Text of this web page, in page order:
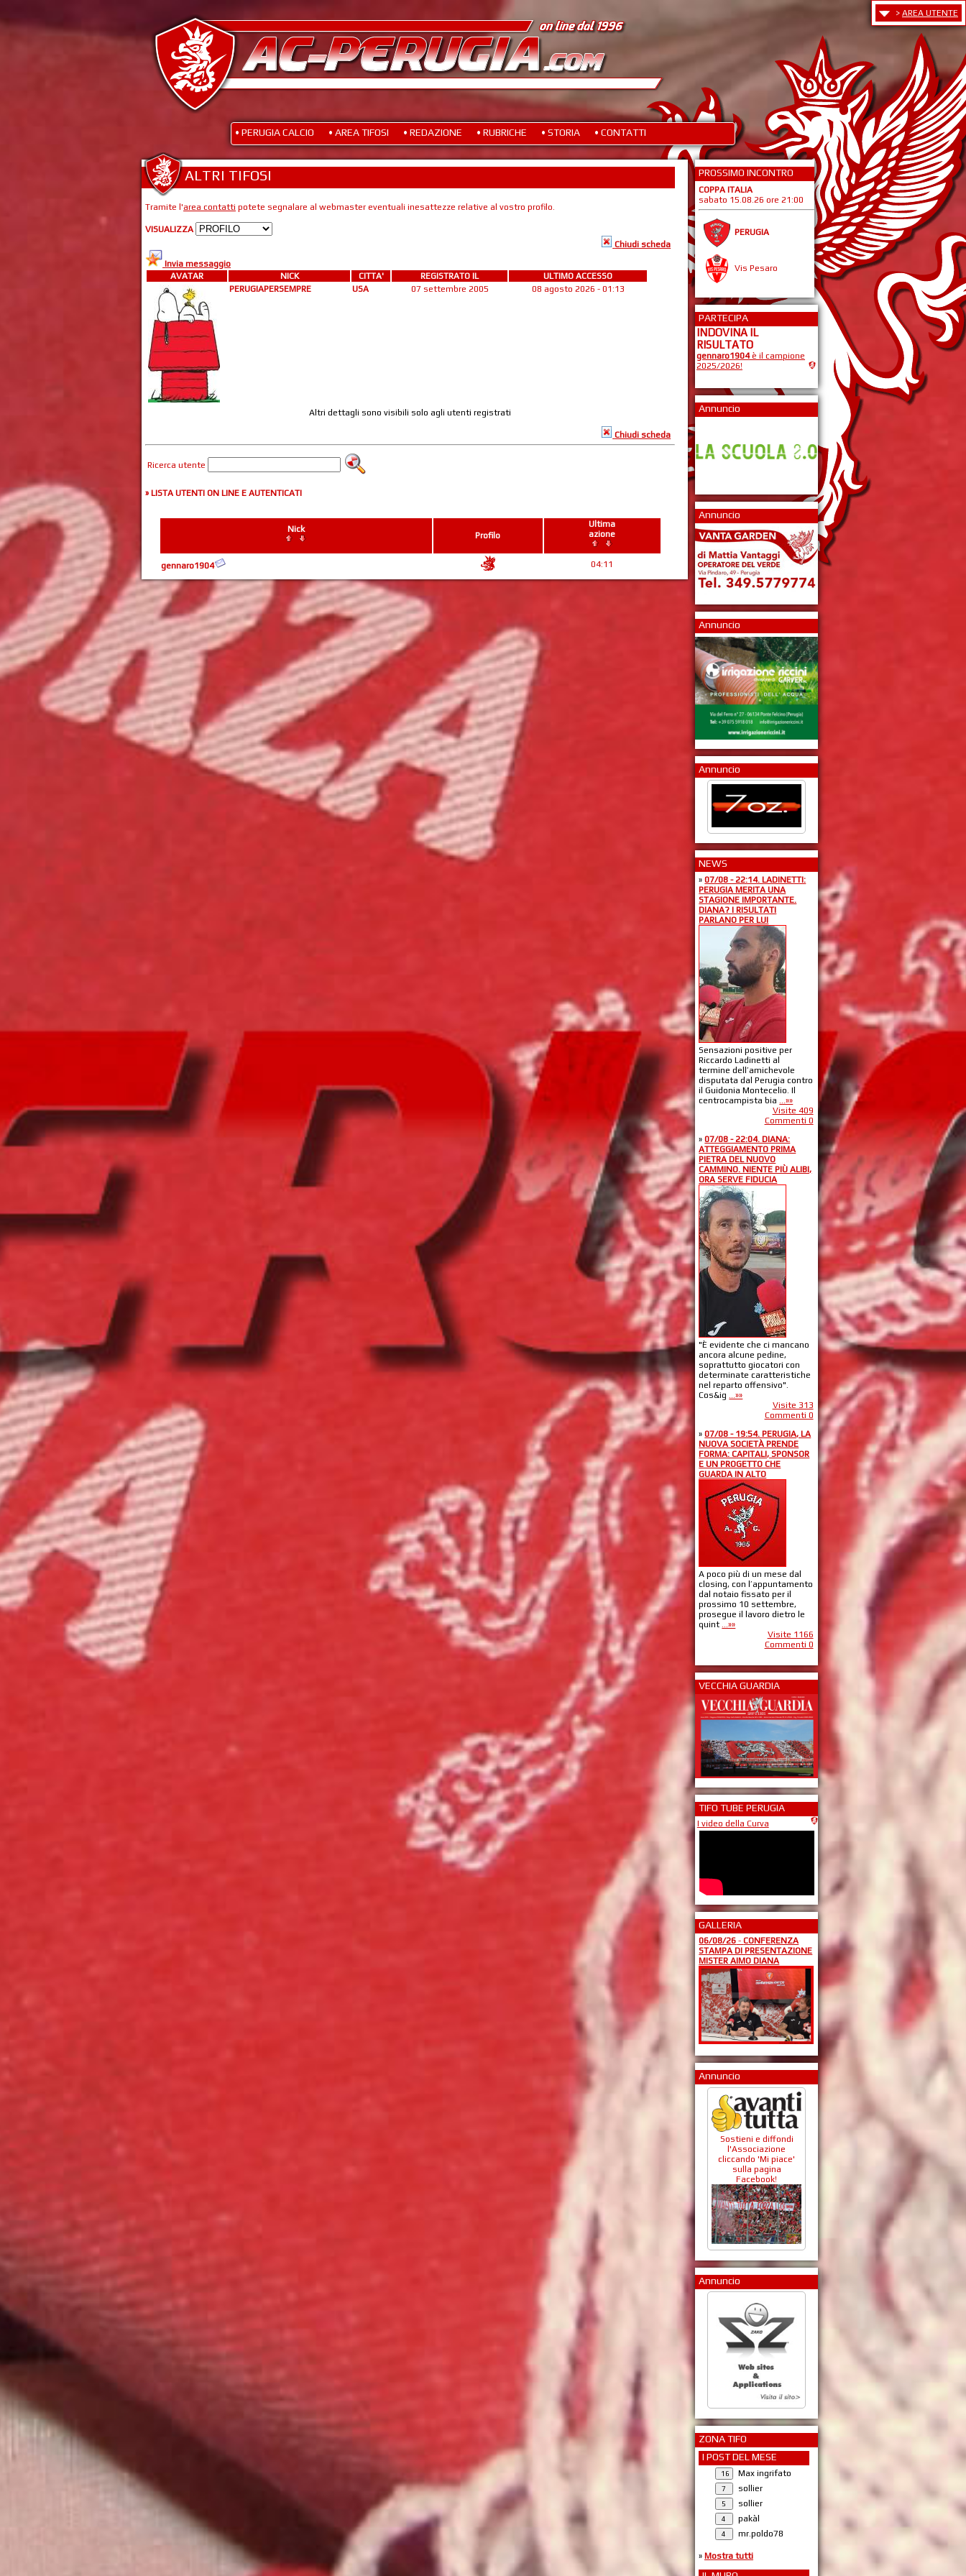
> AREA UTENTE
• PERUGIA CALCIO • AREA TIFOSI • REDAZIONE • RUBRICHE • STORIA • CONTATTI
ALTRI TIFOSI
Tramite l'area contatti potete segnalare al webmaster eventuali inesattezze relative al vostro profilo.
VISUALIZZA
Chiudi scheda
Invia messaggio
AVATAR
NICK CITTA' REGISTRATO IL
ULTIMO ACCESSO
PERUGIAPERSEMPRE
USA 07 settembre 2005 08 agosto 2026 - 01:13
Altri dettagli sono visibili solo agli utenti registrati
Chiudi scheda
Ricerca utente
» LISTA UTENTI ON LINE E AUTENTICATI
Nick
Profilo
Ultima
azione
gennaro1904 04:11
PROSSIMO INCONTRO
COPPA ITALIA
sabato 15.08.26 ore 21:00
PERUGIA
Vis Pesaro
PARTECIPA
INDOVINA IL
RISULTATO
gennaro1904è il campione
2025/2026!
Annuncio
Annuncio
Annuncio
Annuncio
NEWS
»07/08 - 22:14. LADINETTI:
PERUGIA MERITA UNA
STAGIONE IMPORTANTE.
DIANA? I RISULTATI
PARLANO PER LUI
Sensazioni positive per
Riccardo Ladinetti al
termine dell’amichevole
disputata dal Perugia contro
il Guidonia Montecelio. Il
centrocampista bia
...»»
Visite 409
Commenti 0
»07/08 - 22:04. DIANA:
ATTEGGIAMENTO PRIMA
PIETRA DEL NUOVO
CAMMINO. NIENTE PIÙ ALIBI,
ORA SERVE FIDUCIA
"È evidente che ci mancano
ancora alcune pedine,
soprattutto giocatori con
determinate caratteristiche
nel reparto offensivo".
Cos&ig
...»»
Visite 313
Commenti 0
»07/08 - 19:54. PERUGIA, LA
NUOVA SOCIETÀ PRENDE
FORMA: CAPITALI, SPONSOR
E UN PROGETTO CHE
GUARDA IN ALTO
A poco più di un mese dal
closing, con l’appuntamento
dal notaio fissato per il
prossimo 10 settembre,
prosegue il lavoro dietro le
quint
...»»
Visite 1166
Commenti 0
VECCHIA GUARDIA
TIFO TUBE PERUGIA
I video della Curva
GALLERIA
06/08/26 -CONFERENZA
STAMPA DI PRESENTAZIONE
MISTER AIMO DIANA
Annuncio
Sostieni e diffondi
l'Associazione
cliccando 'Mi piace'
sulla pagina
Facebook!
Annuncio
ZONA TIFO
I POST DEL MESE
Max ingrifato
sollier
sollier
pakàl
mr.poldo78
» Mostra tutti